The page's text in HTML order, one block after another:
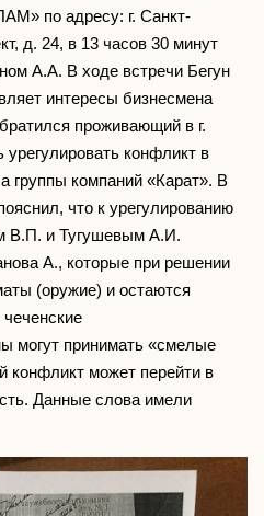
по адресу: г. Санкт-
д. 24, в 13 часов 30 минут
А.А. В ходе встречи Бегун
интересы бизнесмена
проживающий в г.
конфликт в
группы компаний «Карат». В
что к урегулированию
В.П. и Тугушевым А.И.
А., которые при решении
(оружие) и остаются
могут принимать «смелые
может перейти в
Данные слова имели